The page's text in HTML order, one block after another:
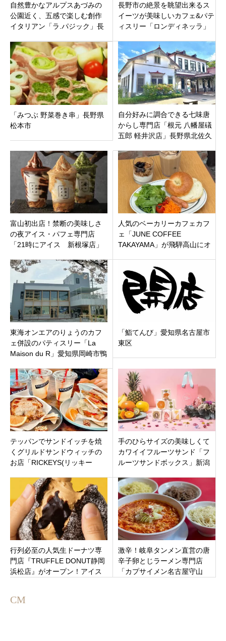
自然豊かなアルプスあづみの
公園近く、五感で楽しむ創作
イタリアン「ラ.パジック」長
長野市の絶景を眺望出来るス
イーツが美味しいカフェ&パテ
ィスリー「ロンディネッラ」
「みつぶ 野菜巻き串」長野県
松本市
自分好みに調合できる七味唐
からし専門店「根元 八幡屋礒
五郎 軽井沢店」長野県北佐久
富山初出店！禁断の美味しさ
の夜アイス・パフェ専門店
「21時にアイス 新根塚店」
人気のベーカリーカフェカフ
ェ「JUNE COFFEE
TAKAYAMA」が飛騨高山にオ
東海オンエアのりょうのカフ
ェ併設のパティスリー「La
Maison du R」愛知県岡崎市鴨
「鮨てんび」愛知県名古屋市
東区
テッパンでサンドイッチを焼
くグリルドサンドウィッチの
お店「RICKEYS(リッキー
鹿市の平田駅近く
手のひらサイズの美味しくて
カワイイフルーツサンド「フ
ルーツサンドボックス」新潟
行列必至の人気生ドーナツ専
門店『TRUFFLE DONUT静岡
浜松店』がオープン！アイス
激辛！岐阜タンメン直営の唐
辛子卵とじラーメン専門店
「カプサイメン名古屋守山
CM